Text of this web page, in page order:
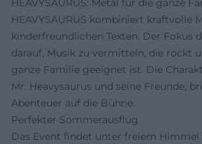
HEAVYSAURUS: Metal für die ganze
HEAVYSAURUS kombiniert kraftvolle
kinderfreundlichen Texten. Der Fokus
darauf, Musik zu vermitteln, die rockt
ganze Familie geeignet ist. Die
Mr. Heavysaurus und seine Freunde,
Abenteuer auf die Bühne.
Perfekter Sommerausflug
Das Event findet unter freiem Himmel